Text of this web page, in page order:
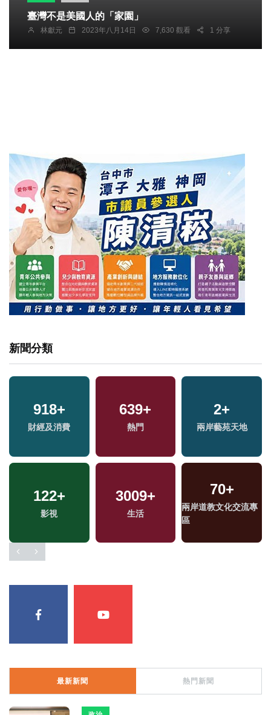
臺灣不是美國人的「家園」
林獻元 2023年八月14日 7,630 觀看 1 分享
新聞分類
918+
財經及消費
639+
熱門
2+
兩岸藝苑天地
122+
影視
3009+
生活
70+
兩岸道教文化交流專
區
最新新聞 熱門新聞